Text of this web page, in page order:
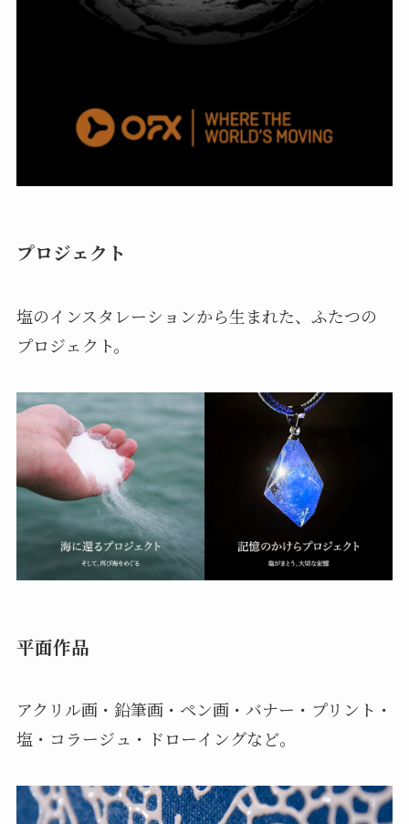
プロジェクト
塩のインスタレーションから生まれた、ふたつの
プロジェクト。
平面作品
アクリル画・鉛筆画・ペン画・バナー・プリント・
塩・コラージュ・ドローイングなど。